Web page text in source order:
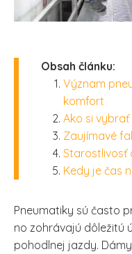
Obsah článku:
Význam
komfort
Ako si
Zaujímavé
Starostlivosť
Kedy je čas
Pneumatiky sú často
no zohrávajú dôležitú
pohodlnej jazdy.